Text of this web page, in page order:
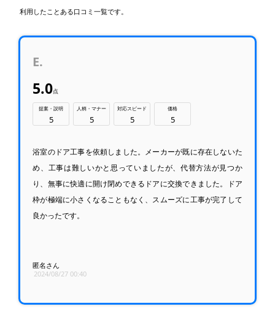
利用したことある口コミ一覧です。
E.
5.0点
提案・説明
5
人柄・マナー
5
対応スピード
5
価格
5
浴室のドア工事を依頼しました。メーカーが既に存在しないた
め、工事は難しいかと思っていましたが、代替方法が見つか
り、無事に快適に開け閉めできるドアに交換できました。ドア
枠が極端に小さくなることもなく、スムーズに工事が完了して
良かったです。
匿名さん
2024/08/27 00:40